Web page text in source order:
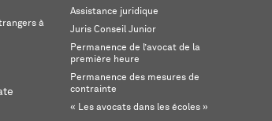
à
Assistance juridique
Juris Conseil Junior
Permanence de l’avocat de la
première heure
Permanence des mesures de
contrainte
« Les avocats dans les écoles »